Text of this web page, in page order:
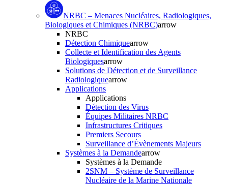
NRBC – Menaces Nucléaires, Radiologiques,
Biologiques et Chimiques (NRBC)arrow
NRBC
Détection Chimiquearrow
Collecte et Identification des Agents
Biologiquesarrow
Solutions de Détection et de Surveillance
Radiologiquearrow
Applications
Applications
Détection des Virus
Équipes Militaires NRBC
Infrastructures Critiques
Premiers Secours
Surveillance d’Évènements Majeurs
Systèmes à la Demandearrow
Systèmes à la Demande
2SNM – Système de Surveillance
Nucléaire de la Marine Nationale